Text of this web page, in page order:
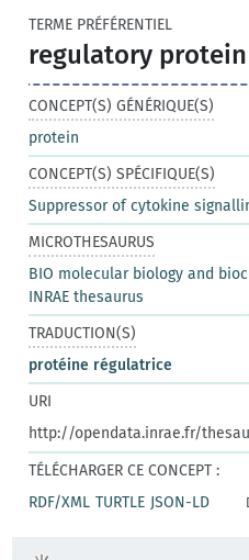
TERME PRÉFÉRENTIEL
regulatory protein
CONCEPT(S) GÉNÉRIQUE(S)
protein
CONCEPT(S) SPÉCIFIQUE(S)
Suppressor of cytokine
MICROTHESAURUS
BIO molecular biology and
INRAE thesaurus
TRADUCTION(S)
protéine régulatrice
URI
http://opendata.inrae.fr/
TÉLÉCHARGER CE CONCEPT :
RDF/XML TURTLE JSON-LD